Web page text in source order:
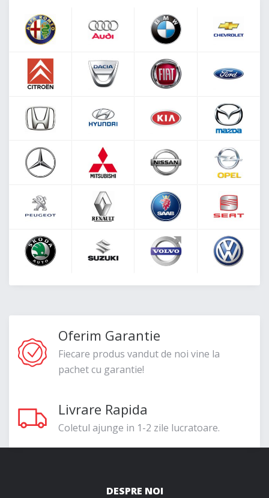
Oferim Garantie
Fiecare produs vandut de noi vine la
pachet cu garantie!
Livrare Rapida
Coletul ajunge in 1-2 zile lucratoare.
DESPRE NOI